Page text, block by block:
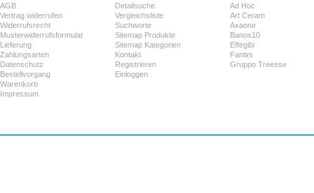
AGB
Vertrag widerrufen
Widerrufsrecht
Musterwiderrufsformular
Lieferung
Zahlungsarten
Datenschutz
Bestellvorgang
Warenkorb
Impressum
Detailsuche
Vergleichsliste
Suchworte
Sitemap Produkte
Sitemap Kategorien
Kontakt
Registrieren
Einloggen
Ad Hoc
Art Ceram
Axaone
Banos10
Effegibi
Fantini
Gruppo Treesse